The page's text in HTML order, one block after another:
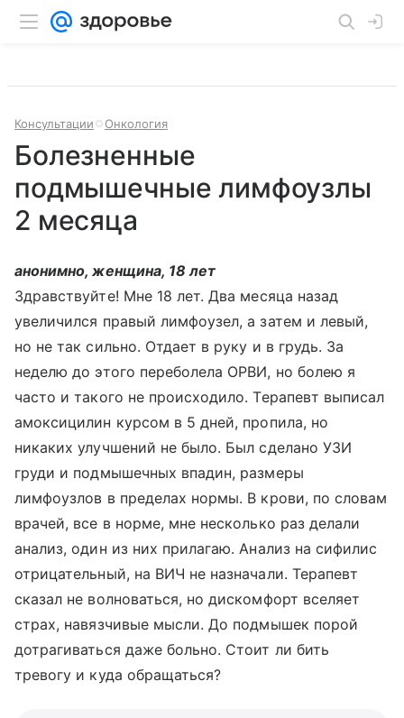
Консультации Онкология
Болезненные
подмышечные лимфоузлы
2 месяца
анонимно, женщина, 18 лет
Здравствуйте! Мне 18 лет. Два месяца назад
увеличился правый лимфоузел, а затем и левый,
но не так сильно. Отдает в руку и в грудь. За
неделю до этого переболела ОРВИ, но болею я
часто и такого не происходило. Терапевт выписал
амоксицилин курсом в 5 дней, пропила, но
никаких улучшений не было. Был сделано УЗИ
груди и подмышечных впадин, размеры
лимфоузлов в пределах нормы. В крови, по словам
врачей, все в норме, мне несколько раз делали
анализ, один из них прилагаю. Анализ на сифилис
отрицательный, на ВИЧ не назначали. Терапевт
сказал не волноваться, но дискомфорт вселяет
страх, навязчивые мысли. До подмышек порой
дотрагиваться даже больно. Стоит ли бить
тревогу и куда обращаться?